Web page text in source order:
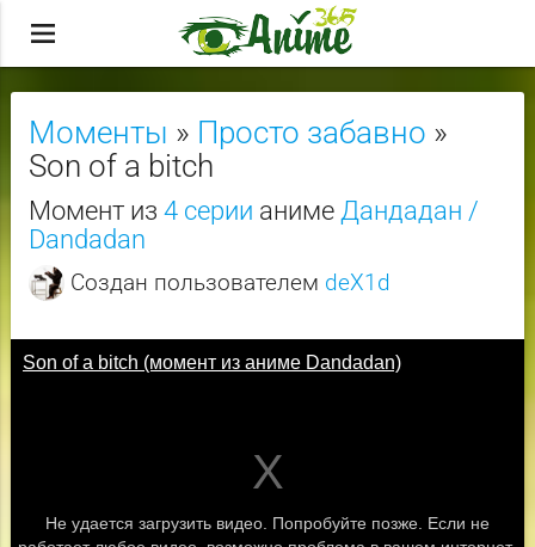
menu
Моменты » Просто забавно »
Son of a bitch
Момент из 4 серии аниме Дандадан /
Dandadan
Создан пользователем deX1d